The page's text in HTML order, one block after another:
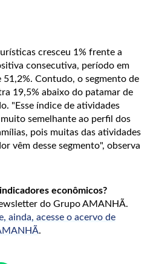
cresceu 1% frente a
consecutiva, período em
51,2%. Contudo, o segmento de
19,5% abaixo do patamar de
"Esse índice de atividades
semelhante ao perfil dos
pois muitas das atividades
vêm desse segmento", observa
econômicos?
do Grupo AMANHÃ.
ainda, acesse o acervo de
.